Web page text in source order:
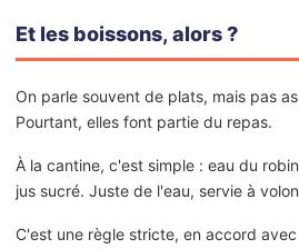
Et les boissons, alors ?
On parle souvent de plats, mais pas
Pourtant, elles font partie du repas.
À la cantine, c'est simple : eau du
jus sucré. Juste de l'eau, servie à
C'est une règle stricte, en accord